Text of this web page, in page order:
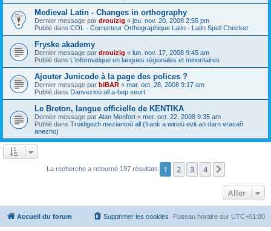
Medieval Latin - Changes in orthography
Dernier message par drouizig « jeu. nov. 20, 2008 2:55 pm
Publié dans COL - Correcteur Orthographique Latin - Latin Spell Checker
Fryske akademy
Dernier message par drouizig « lun. nov. 17, 2008 9:45 am
Publié dans L'informatique en langues régionales et minoritaires
Ajouter Junicode à la page des polices ?
Dernier message par bIBAR « mar. oct. 28, 2008 9:17 am
Publié dans Danvezioù all a-bep seurt
Le Breton, langue officielle de KENTIKA
Dernier message par Alan Monfort « mer. oct. 22, 2008 9:35 am
Publié dans Troidigezh meziantoù all (frank a wirioù evit an darn vrasañ
anezho)
La recherche a retourné 197 résultats 1 2 3 4
Aller
Accueil du forum Fuseau horaire sur UTC+01:00
Supprimer les cookies